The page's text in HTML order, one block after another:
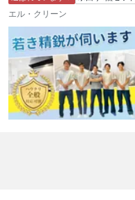
エル・クリーン